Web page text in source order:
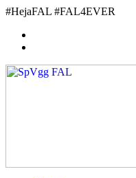
Zum
springen
#HejaFAL #FAL4EVER